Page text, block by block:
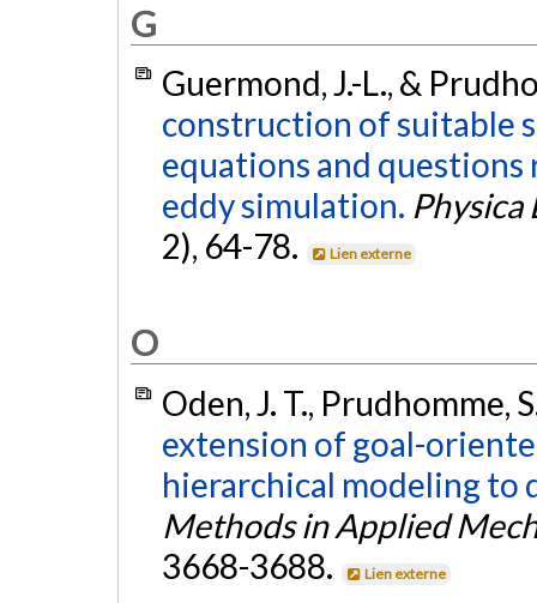
G
Guermond, J.-L., &
construction of suitable
equations and
eddy simulation.
2), 64-78.
Lien externe
O
Oden, J. T., Prudhomme,
extension of goal-
hierarchical modeling to
Methods in Applied
3668-3688.
Lien externe